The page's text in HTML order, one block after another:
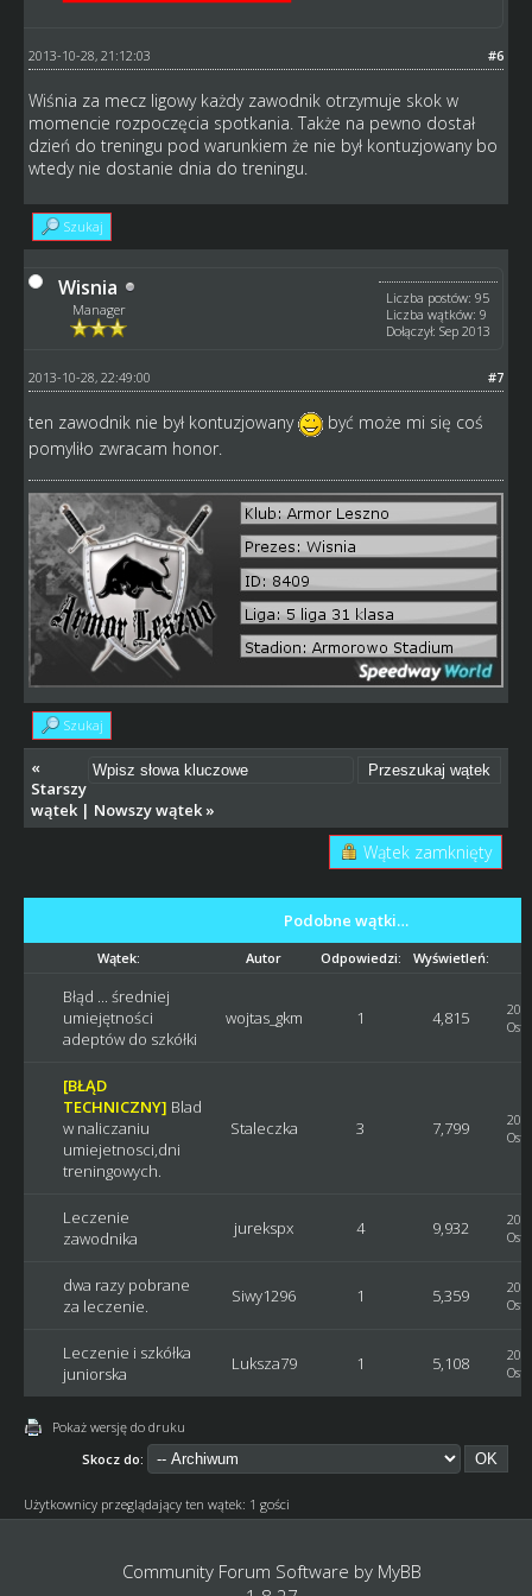
#6
2013-10-28, 21:12:03
Wiśnia za mecz ligowy każdy zawodnik otrzymuje skok w
momencie rozpoczęcia spotkania. Także na pewno dostał
dzień do treningu pod warunkiem że nie był kontuzjowany bo
wtedy nie dostanie dnia do treningu.
Szukaj
Wisnia
Manager
Liczba postów: 95
Liczba wątków: 9
Dołączył: Sep 2013
#7
2013-10-28, 22:49:00
ten zawodnik nie był kontuzjowany
być może mi się coś
pomyliło zwracam honor.
Szukaj
«
Starszy
wątek| Nowszy wątek»
Wątek zamknięty
Podobne wątki…
Wątek: Autor Odpowiedzi: Wyświetleń:
Błąd ... średniej
umiejętności
adeptów do szkółki
wojtas_gkm 1 4,815
[BŁĄD
TECHNICZNY] Blad
w naliczaniu
umiejetnosci,dni
treningowych.
Staleczka 3 7,799
Leczenie
zawodnika
jurekspx 4 9,932
dwa razy pobrane
za leczenie.
Siwy1296 1 5,359
Leczenie i szkółka
juniorska
Luksza79 1 5,108
Pokaż wersję do druku
Skocz do:
Użytkownicy przeglądający ten wątek: 1 gości
Community Forum Software by MyBB